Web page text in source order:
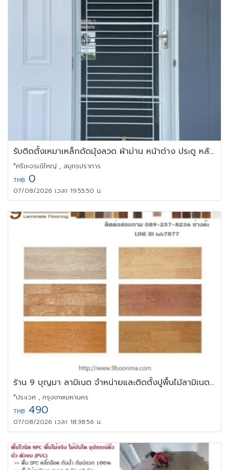
รับติดตั้งเหมาเหล็กดัดมุ้งลวด ผ้าม่าน หน้าต่าง ประตู หลังคา
*ศรีษะจรเข้ใหญ่ , สมุทรปราการ
THB 0
07/08/2026 เวลา 19:55:50 น.
ร้าน 9 บุญมา ลามิเนต จำหน่ายและติดตั้งปูพื้นไม้ลามิเนต 0892578236
*ประเวศ , กรุงเทพมหานคร
THB 490
07/08/2026 เวลา 18:38:56 น.